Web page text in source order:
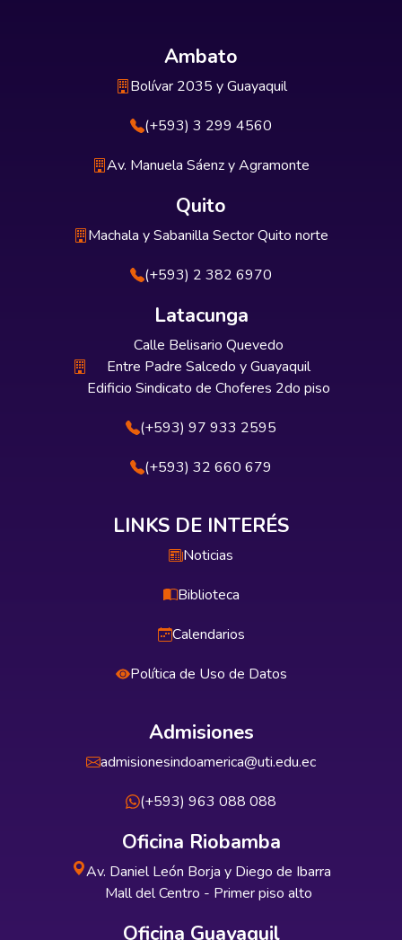
Ambato
Bolívar 2035 y Guayaquil
(+593) 3 299 4560
Av. Manuela Sáenz y Agramonte
Quito
Machala y Sabanilla Sector Quito norte
(+593) 2 382 6970
Latacunga
Calle Belisario Quevedo
Entre Padre Salcedo y Guayaquil
Edificio Sindicato de Choferes 2do piso
(+593) 97 933 2595
(+593) 32 660 679
LINKS DE INTERÉS
Noticias
Biblioteca
Calendarios
Política de Uso de Datos
Admisiones
admisionesindoamerica@uti.edu.ec
(+593) 963 088 088
Oficina Riobamba
Av. Daniel León Borja y Diego de Ibarra
Mall del Centro - Primer piso alto
Oficina Guayaquil